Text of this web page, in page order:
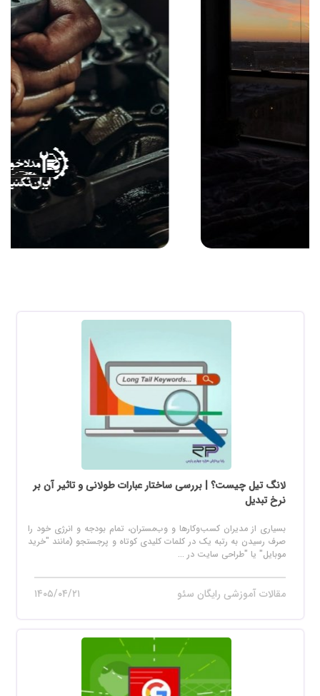
لانگ تیل چیست؟ | بررسی ساختار عبارات طولانی و تاثیر آن بر
نرخ تبدیل
بسیاری از مدیران کسب‌وکارها و وب‌مستران، تمام بودجه و انرژی خود را
صرف رسیدن به رتبه یک در کلمات کلیدی کوتاه و پرجستجو (مانند "خرید
موبایل" یا "طراحی سایت در ...
مقالات آموزشی رایگان سئو ۱۴۰۵/۰۴/۲۱